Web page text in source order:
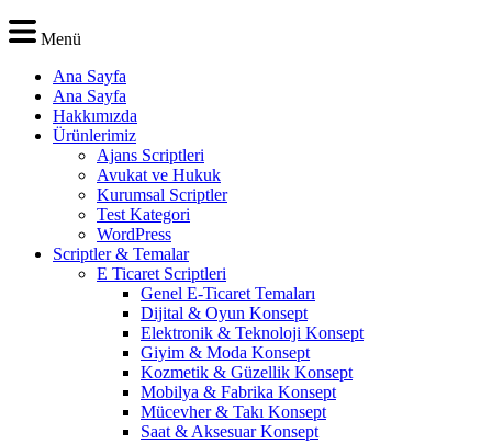
Menü
Ana Sayfa
Ana Sayfa
Hakkımızda
Ürünlerimiz
Ajans Scriptleri
Avukat ve Hukuk
Kurumsal Scriptler
Test Kategori
WordPress
Scriptler & Temalar
E Ticaret Scriptleri
Genel E-Ticaret Temaları
Dijital & Oyun Konsept
Elektronik & Teknoloji Konsept
Giyim & Moda Konsept
Kozmetik & Güzellik Konsept
Mobilya & Fabrika Konsept
Mücevher & Takı Konsept
Saat & Aksesuar Konsept